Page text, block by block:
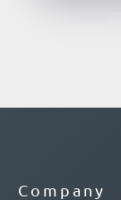
Company